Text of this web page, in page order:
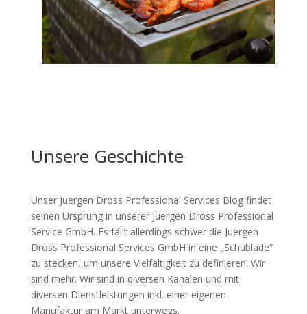
Unsere Geschichte
Unser Juergen Dross Professional Services Blog findet
seinen Ursprung in unserer Juergen Dross Professional
Service GmbH. Es fällt allerdings schwer die Juergen
Dross Professional Services GmbH in eine „Schublade“
zu stecken, um unsere Vielfältigkeit zu definieren. Wir
sind mehr. Wir sind in diversen Kanälen und mit
diversen Dienstleistungen inkl. einer eigenen
Manufaktur am Markt unterwegs.